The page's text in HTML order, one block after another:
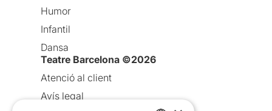
Humor
Infantil
Dansa
Teatre Barcelona ©2026
Atenció al client
Avís legal